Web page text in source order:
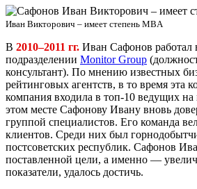
Иван Викторович – имеет степень MBA
В 2010–2011 гг. Иван Сафонов работал
подразделении Monitor Group
консультант). По мнению известных
рейтинговых агентств, в то время эта
компания входила в топ-10 ведущих
этом месте Сафонову Ивану вновь
группой специалистов. Его команда
клиентов. Среди них был
постсоветских республик. Сафонов
поставленной цели, а именно —
показатели, удалось достичь.